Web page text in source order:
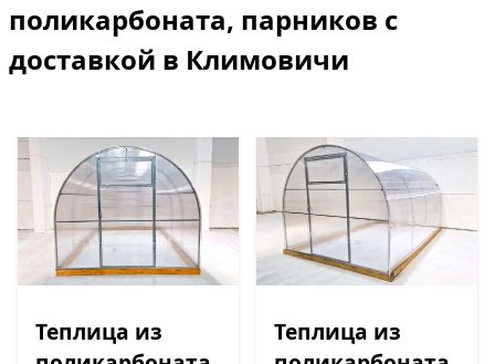
поликарбоната, парников с
доставкой в Климовичи
Теплица из
Теплица из